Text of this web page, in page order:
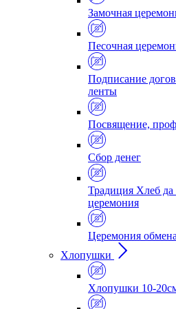
Замочная
Песочная
Подписание
ленты
Посвящение,
Сбор денег
Традиция Хлеб да
церемония
Церемония
Хлопушки
Хлопушки 10-